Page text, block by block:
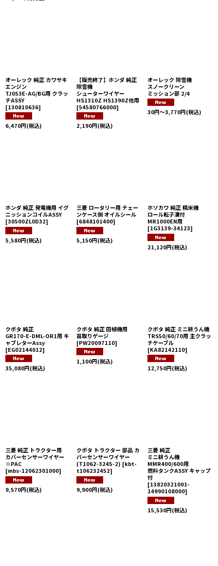
オーレック 純正 カワサキ
エンジン
TJ053E-AG/BG用 クラッ
チASSY
[130810636]
6,470円(税込)
【販売終了】ホンダ 純正
除雪機
シューターワイヤー
HS1310Z HS1390Z他用
[54580766000]
2,190円(税込)
オーレック 除雪機
スノークリーン
ミッション部 2/4
30円～3,770円(税込)
ホンダ 純正 発電機用 イグ
ニッションコイルASSY
[30500ZL0D32]
5,580円(税込)
三菱 ロータリー用 チェー
ンケース側 オイルシール
[6848101400]
5,150円(税込)
ホソカワ 純正 精米機
ロール転子溝付
MR1000EN用
[1G3139-34123]
21,120円(税込)
クボタ 純正
GR170-E-DML-OR1用 キ
ャブレターAssy
[EG02144012]
35,080円(税込)
クボタ 純正 田植機用
苗取りゲージ
[PW20097110]
1,100円(税込)
クボタ 純正 ミニ耕うん機
TRS50/60/70用 主クラッ
チケーブル
[KA82142110]
12,750円(税込)
三菱 純正 トラクター用
カバーセンサーワイヤー
※PAC
[mbs-12062301000]
9,570円(税込)
クボタ トラクター 部品 カ
バーセンサーワイヤー
(T1062-3245-2) [kbt-
t106232452]
9,900円(税込)
三菱 純正
ミニ耕うん機
MMR400/600用
燃料タンクASSY キャップ
付
[13820321001-
14990108000]
15,530円(税込)